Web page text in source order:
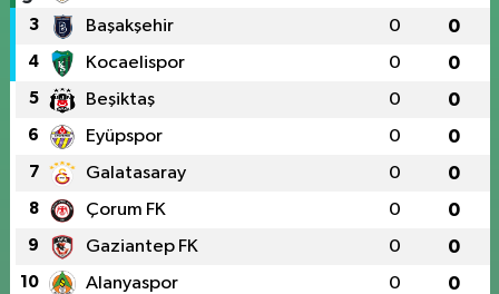
3 Başakşehir 0 0
4 Kocaelispor 0 0
5 Beşiktaş 0 0
6 Eyüpspor 0 0
7 Galatasaray 0 0
8 Çorum FK 0 0
9 Gaziantep FK 0 0
10 Alanyaspor 0 0